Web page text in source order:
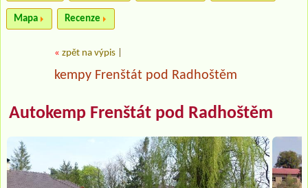
Mapa Recenze
« zpět na výpis
kempy Frenštát pod Radhoštěm
Autokemp Frenštát pod Radhoštěm